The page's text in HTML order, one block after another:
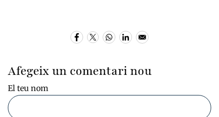
Afegeix un comentari nou
El teu nom